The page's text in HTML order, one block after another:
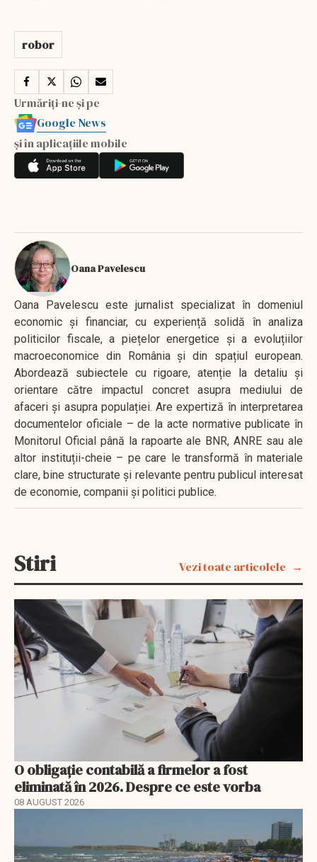
robor
Urmăriți-ne și pe
Google News
și în aplicațiile mobile
Oana Pavelescu
Oana Pavelescu este jurnalist specializat în domeniul
economic și financiar, cu experiență solidă în analiza
politicilor fiscale, a piețelor energetice și a evoluțiilor
macroeconomice din România și din spațiul european.
Abordează subiectele cu rigoare, atenție la detaliu și
orientare către impactul concret asupra mediului de
afaceri și asupra populației. Are expertiză în interpretarea
documentelor oficiale – de la acte normative publicate în
Monitorul Oficial până la rapoarte ale BNR, ANRE sau ale
altor instituții-cheie – pe care le transformă în materiale
clare, bine structurate și relevante pentru publicul interesat
de economie, companii și politici publice.
Stiri Vezi toate articolele
O obligație contabilă a firmelor a fost
eliminată în 2026. Despre ce este vorba
08 AUGUST 2026